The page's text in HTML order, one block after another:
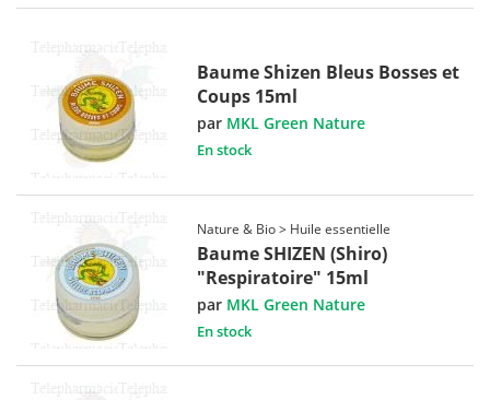
Baume Shizen Bleus Bosses et
Coups 15ml
par MKL Green Nature
En stock
Nature & Bio > Huile essentielle
Baume SHIZEN (Shiro)
"Respiratoire" 15ml
par MKL Green Nature
En stock